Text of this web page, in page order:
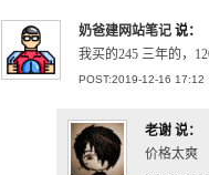
奶爸建网站笔记 说：
我买的245 三年的，
POST:2019-12-16 17:12
老谢 说：
价格太爽